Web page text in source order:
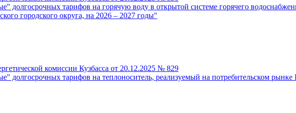
долгосрочных тарифов на горячую воду в открытой системе горячего
городского округа, на 2026 – 2027 годы"
комиссии Кузбасса от 20.12.2025 № 829
тарифов на теплоноситель, реализуемый на потребительском рынке